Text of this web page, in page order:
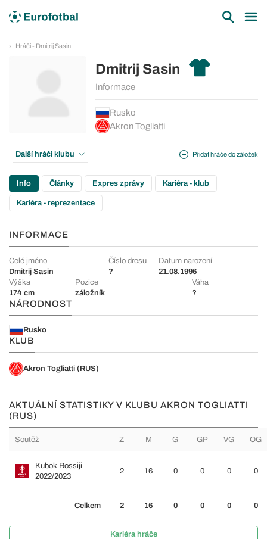
Hráči - Dmitrij Sasin
Dmitrij Sasin
Informace
Rusko
Akron Togliatti
Přidat hráče do záložek
Další hráči klubu
Info Články Expres zprávy Kariéra - klub
Kariéra - reprezentace
INFORMACE
Celé jméno
Dmitrij Sasin
Číslo dresu
?
Datum narození
21.08.1996
Výška
174 cm
Pozice
záložník
Váha
?
NÁRODNOST
Rusko
KLUB
Akron Togliatti (RUS)
AKTUÁLNÍ STATISTIKY V KLUBU AKRON TOGLIATTI
(RUS)
Soutěž Z M G GP VG OG
Kubok Rossiji
2022/2023
2 16 0 0 0 0
Celkem 2 16 0 0 0 0
Kariéra hráče